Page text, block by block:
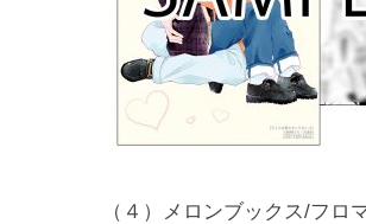
（４）メロンブックス/フロ